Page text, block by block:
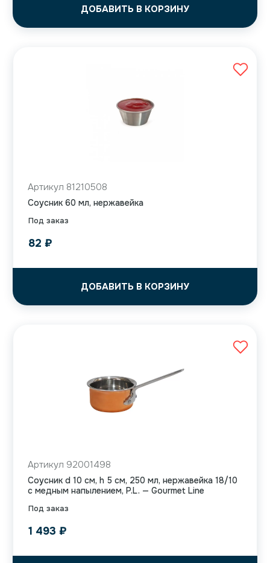
ДОБАВИТЬ В КОРЗИНУ
Под заказ
Артикул 81210508
Соусник 60 мл, нержавейка
82 ₽
ДОБАВИТЬ В КОРЗИНУ
Под заказ
Артикул 92001498
Соусник d 10 см, h 5 см, 250 мл, нержавейка 18/10
с медным напылением, P.L. — Gourmet Line
1 493 ₽